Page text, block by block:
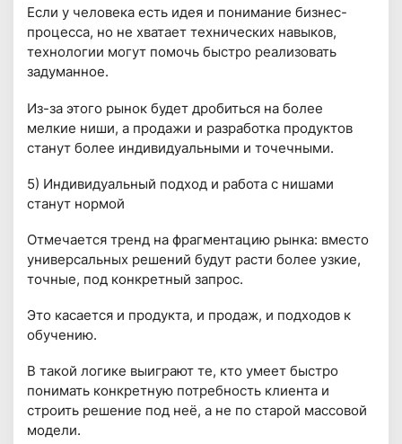
Если у человека есть идея и понимание бизнес-
процесса, но не хватает технических навыков,
технологии могут помочь быстро реализовать
задуманное.
Из-за этого рынок будет дробиться на более
мелкие ниши, а продажи и разработка продуктов
станут более индивидуальными и точечными.
5) Индивидуальный подход и работа с нишами
станут нормой
Отмечается тренд на фрагментацию рынка: вместо
универсальных решений будут расти более узкие,
точные, под конкретный запрос.
Это касается и продукта, и продаж, и подходов к
обучению.
В такой логике выиграют те, кто умеет быстро
понимать конкретную потребность клиента и
строить решение под неё, а не по старой массовой
модели.